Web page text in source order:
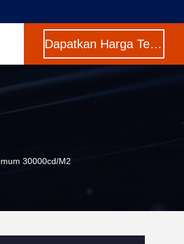
Dapatkan Harga Terbaik
30000cd/m2